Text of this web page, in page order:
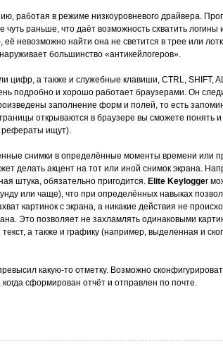
работая в режиме низкоуровневого драйвера.
раньше, что даёт возможность схватить логины
невозможно найти она не светится в трее или
большинство «антикейлогеров».
цифр, а также и служебные клавиши, CTRL, SHIFT,
подробно и хорошо работает браузерами. Он
заполнение форм и полей, то есть
открываются в браузере вы сможете понять и
рефераты ищут).
снимки в определённые моменты времени или
делать акцент на тот или иной снимок экрана.
штука, обязательно пригодится. Elite Keylogger
или чаще), что при определённых навыках
картинок с экрана, а никакие действия не
Это позволяет не захламлять одинаковыми
а также и графику (например, выделенная и
какую-то отметку. Возможно
сформирован отчёт и отправлен по почте.